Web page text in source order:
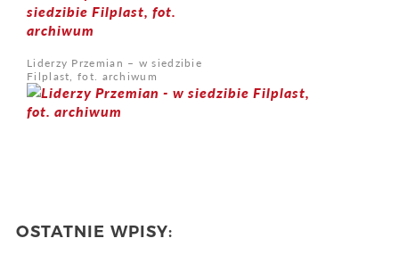
OSTATNIE WPISY:
Liderzy Przemian – w siedzibie
Filplast, fot. archiwum